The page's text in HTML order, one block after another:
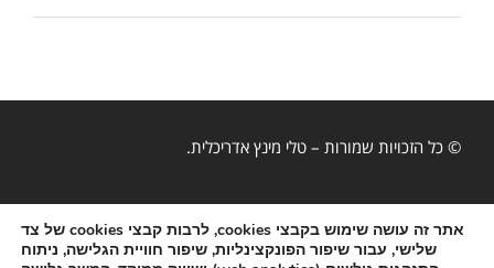
© כל הזכויות שמורות – טלי מינץ אדריכלית.
הצהרת נגישות|מפת אתר
אתר זה עושה שימוש בקבצי cookies, לרבות קבצי cookies של צד
שלישי, עבור שיפור הפונקצינליות, שיפור חוויית הגלישה, ניתוח